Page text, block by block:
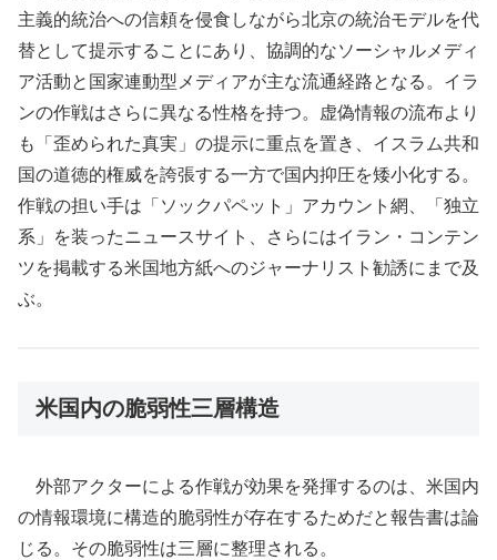
主義的統治への信頼を侵食しながら北京の統治モデルを代
替として提示することにあり、協調的なソーシャルメディ
ア活動と国家連動型メディアが主な流通経路となる。イラ
ンの作戦はさらに異なる性格を持つ。虚偽情報の流布より
も「歪められた真実」の提示に重点を置き、イスラム共和
国の道徳的権威を誇張する一方で国内抑圧を矮小化する。
作戦の担い手は「ソックパペット」アカウント網、「独立
系」を装ったニュースサイト、さらにはイラン・コンテン
ツを掲載する米国地方紙へのジャーナリスト勧誘にまで及
ぶ。
米国内の脆弱性三層構造
外部アクターによる作戦が効果を発揮するのは、米国内
の情報環境に構造的脆弱性が存在するためだと報告書は論
じる。その脆弱性は三層に整理される。